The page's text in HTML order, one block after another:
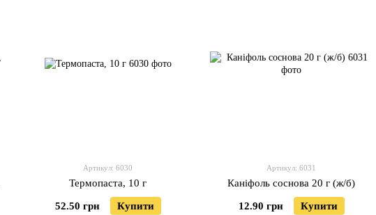
Артикул: 6030
Термопаста, 10 г
52.50 грн Купити
Артикул: 6031
Каніфоль соснова 20 г (ж/б)
12.90 грн Купити